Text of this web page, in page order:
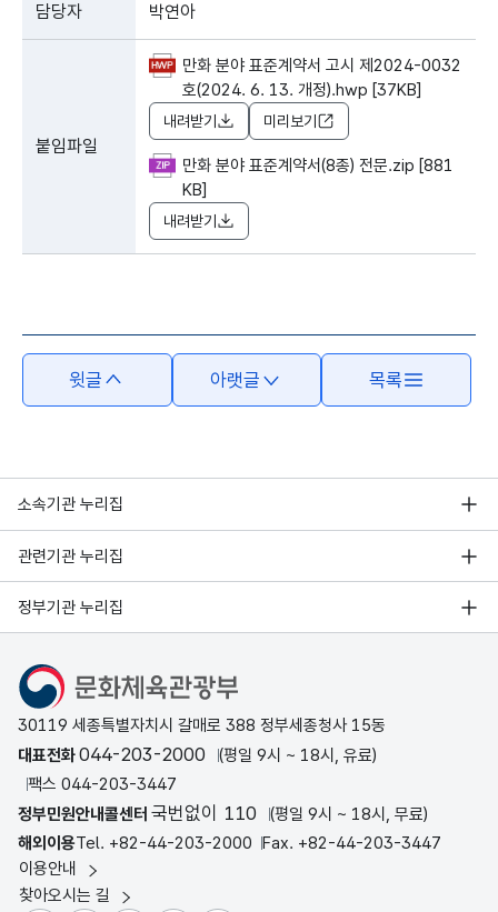
담당자 박연아
붙임파일
만화 분야 표준계약서 고시 제2024-0032
호(2024. 6. 13. 개정).hwp [37KB]
내려받기 미리보기
만화 분야 표준계약서(8종) 전문.zip [881
KB]
내려받기
윗글 아랫글 목록
소속기관 누리집
관련기관 누리집
정부기관 누리집
문화체육관광부
30119 세종특별자치시 갈매로 388 정부세종청사 15동
대표전화044-203-2000
(평일 9시 ~ 18시, 유료)
팩스 044-203-3447
정부민원안내콜센터 국번없이 110
(평일 9시 ~ 18시, 무료)
해외이용Tel. +82-44-203-2000 Fax. +82-44-203-3447
이용안내
찾아오시는 길